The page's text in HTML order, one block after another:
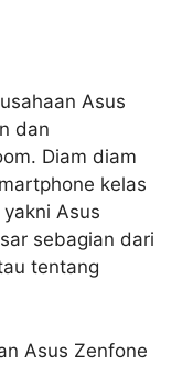
Asus
dan
Diam diam
kelas
Asus
sebagian dari
tentang
Asus Zenfone